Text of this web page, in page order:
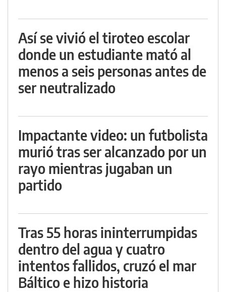
Así se vivió el tiroteo escolar
donde un estudiante mató al
menos a seis personas antes de
ser neutralizado
Impactante video: un futbolista
murió tras ser alcanzado por un
rayo mientras jugaban un
partido
Tras 55 horas ininterrumpidas
dentro del agua y cuatro
intentos fallidos, cruzó el mar
Báltico e hizo historia